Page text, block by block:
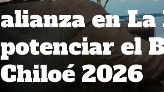
alianza en
potenciar el
Chiloé 2026